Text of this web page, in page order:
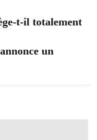
t-il totalement
un